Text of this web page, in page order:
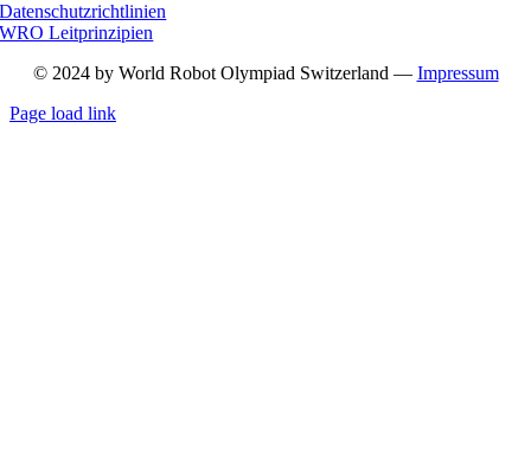
Datenschutzrichtlinien
WRO Leitprinzipien
© 2024 by World Robot Olympiad Switzerland — Impressum
Page load link